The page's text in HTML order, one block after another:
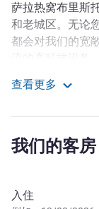
描述
萨拉热窝布里斯
和老城区。无论
都会对我们的宽
的传统菜肴和各
环境宁静。采用
复生命活力。可
窝布里斯托尔瑞
育和体育中心。
查看更多
我们的客房
预订此酒店
入住